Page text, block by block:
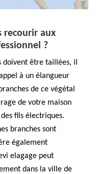
recourir aux
?
doivent être taillées, il
à un élangueur
de ce végétal
de votre maison
fils électriques.
branches sont
également
elagage peut
dans la ville de